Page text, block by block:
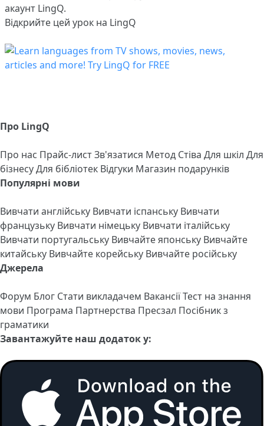
акаунт LingQ.
Відкрийте цей урок на LingQ
Про LingQ
Про нас Прайс-листЗв'язатися Метод Стіва Для шкіл Для
бізнесуДля бібліотек Відгуки Магазин подарунків
Популярні мови
Вивчати англійську Вивчати іспанську Вивчати
французьку Вивчати німецьку Вивчати італійську
Вивчати португальську Вивчайте японську Вивчайте
китайську Вивчайте корейську Вивчайте російську
Джерела
Форум Блог Стати викладачем ВакансіїТест на знання
мови Програма Партнерства Пресзал Посібник з
граматики
Завантажуйте наш додаток у: